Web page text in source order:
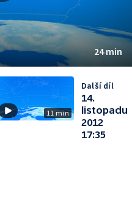
24 min
11 min
Další díl
14.
listopadu
2012
17:35